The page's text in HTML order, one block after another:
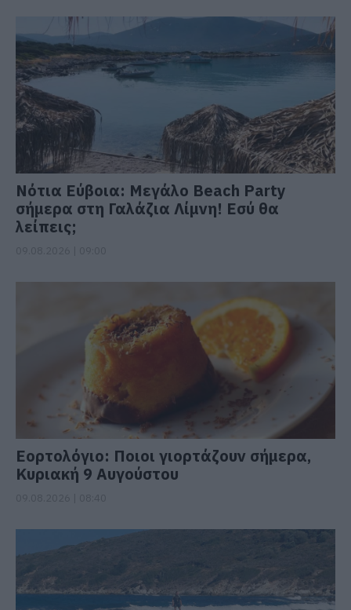
Νότια Εύβοια: Μεγάλο Beach Party
σήμερα στη Γαλάζια Λίμνη! Εσύ θα
λείπεις;
Εορτολόγιο: Ποιοι γιορτάζουν σήμερα,
Κυριακή 9 Αυγούστου